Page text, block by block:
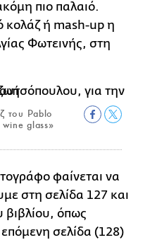
πιο παλαιό.
κολάζ ή mash-up η
Φωτεινής, στη
του Pablo
glass»
φαίνεται να
στη σελίδα 127 και
βιβλίου, όπως
σελίδα (128)